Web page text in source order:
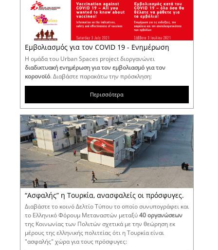
Εμβολιασμός για τον COVID 19 - Ενημέρωση
Η ομάδα του Urban Spaces project διοργανώνει
διαδικτυακή ενημέρωση για τον εμβολιασμό για τον
κορονοϊό. Διαβάστε παρακάτω την πρόσκληση:
Περισσότερα
“Ασφαλής” η Τουρκία, ανασφαλείς οι πρόσφυγες.
Διαβάστε το κοινό Δελτίο Τύπου το οποίο συνυπογράφει και
το Ελληνικό Φόρουμ Μεταναστών μεταξύ40 οργανώσεων
της Κοινωνίας των Πολιτών σχετικά με την θεώρηση εκ
μέρους της ελληνικής πολιτείας ότι η Τουρκία είναι
"ασφαλής" χώρα για τους πρόσφυγες: